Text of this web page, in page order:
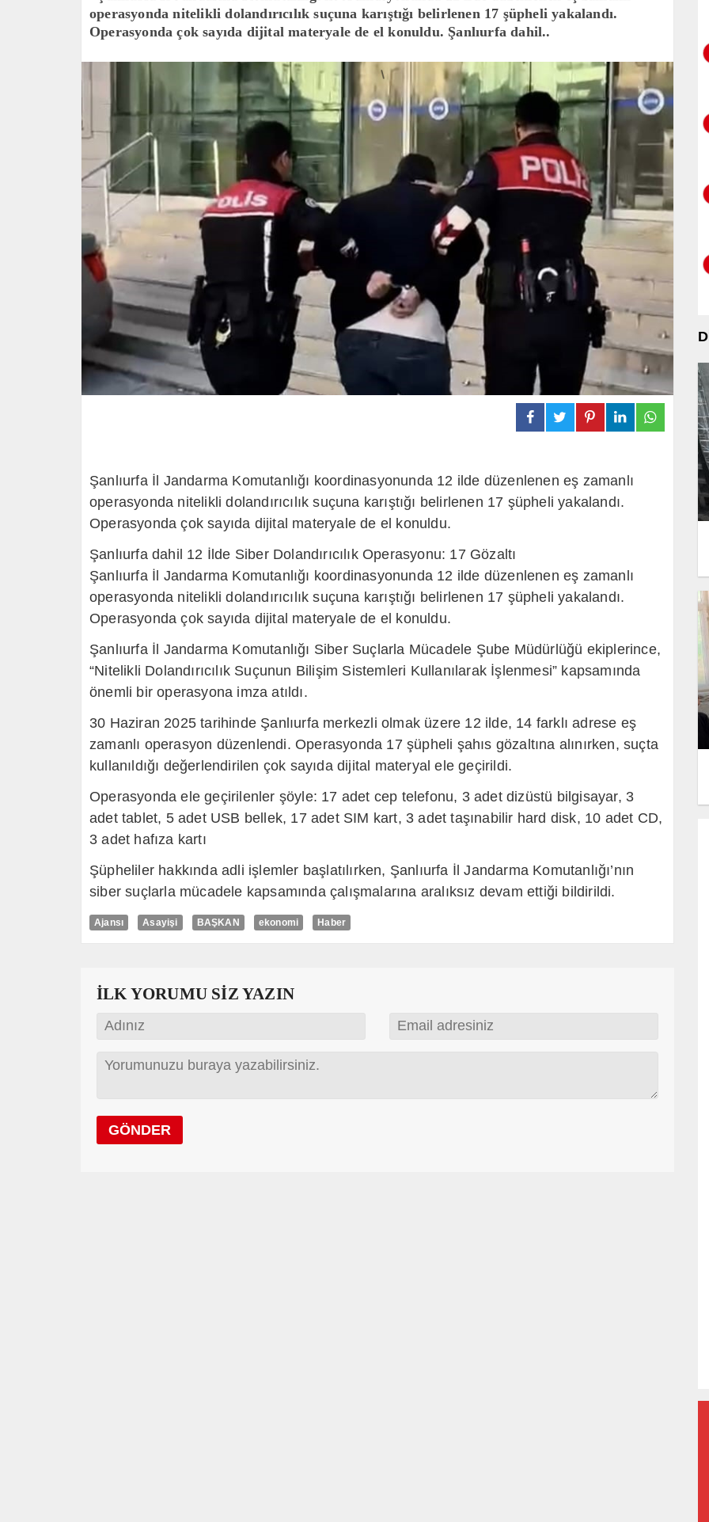
operasyonda nitelikli dolandırıcılık suçuna karıştığı belirlenen 17 şüpheli yakalandı.
Operasyonda çok sayıda dijital materyale de el konuldu. Şanlıurfa dahil..
Şanlıurfa İl Jandarma Komutanlığı koordinasyonunda 12 ilde düzenlenen eş zamanlı
operasyonda nitelikli dolandırıcılık suçuna karıştığı belirlenen 17 şüpheli yakalandı.
Operasyonda çok sayıda dijital materyale de el konuldu.
Şanlıurfa dahil 12 İlde Siber Dolandırıcılık Operasyonu: 17 Gözaltı
Şanlıurfa İl Jandarma Komutanlığı koordinasyonunda 12 ilde düzenlenen eş zamanlı
operasyonda nitelikli dolandırıcılık suçuna karıştığı belirlenen 17 şüpheli yakalandı.
Operasyonda çok sayıda dijital materyale de el konuldu.
Şanlıurfa İl Jandarma Komutanlığı Siber Suçlarla Mücadele Şube Müdürlüğü ekiplerince,
“Nitelikli Dolandırıcılık Suçunun Bilişim Sistemleri Kullanılarak İşlenmesi” kapsamında
önemli bir operasyona imza atıldı.
30 Haziran 2025 tarihinde Şanlıurfa merkezli olmak üzere 12 ilde, 14 farklı adrese eş
zamanlı operasyon düzenlendi. Operasyonda 17 şüpheli şahıs gözaltına alınırken, suçta
kullanıldığı değerlendirilen çok sayıda dijital materyal ele geçirildi.
Operasyonda ele geçirilenler şöyle: 17 adet cep telefonu, 3 adet dizüstü bilgisayar, 3
adet tablet, 5 adet USB bellek, 17 adet SIM kart, 3 adet taşınabilir hard disk, 10 adet CD,
3 adet hafıza kartı
Şüpheliler hakkında adli işlemler başlatılırken, Şanlıurfa İl Jandarma Komutanlığı’nın
siber suçlarla mücadele kapsamında çalışmalarına aralıksız devam ettiği bildirildi.
Ajansı Asayişi BAŞKAN ekonomi Haber
İLK YORUMU SİZ YAZIN